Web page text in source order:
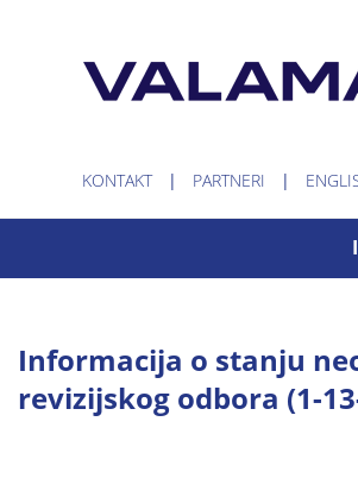
KONTAKT PARTNERI
Informacija o stanju
revizijskog odbora (1-